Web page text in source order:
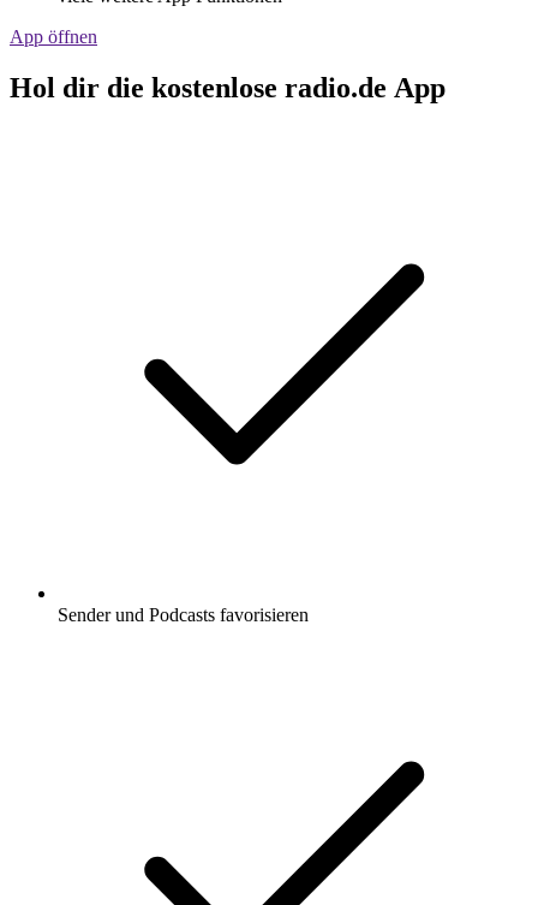
App öffnen
Hol dir die kostenlose radio.de App
Sender und Podcasts favorisieren